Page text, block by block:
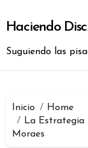
contenido
Haciendo
Suguiendo las
Inicio
Home
La Estrategia
Moraes